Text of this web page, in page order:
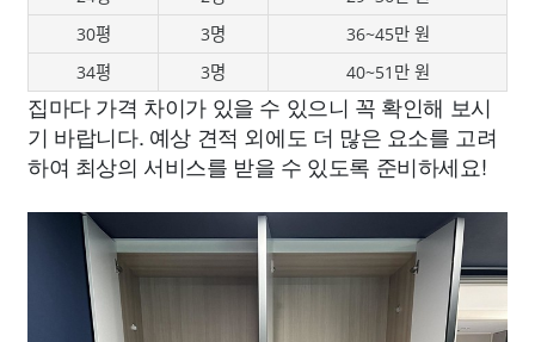
30평
3명
36~45만 원
34평
3명 40~51만 원
집마다 가격 차이가 있을 수 있으니 꼭 확인해 보시
기 바랍니다. 예상 견적 외에도 더 많은 요소를 고려
하여 최상의 서비스를 받을 수 있도록 준비하세요!